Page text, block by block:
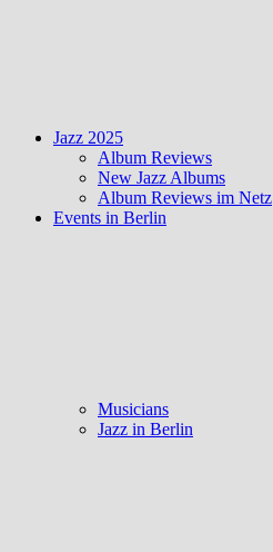
Jazz 2025
Album Reviews
New Jazz Albums
Album Reviews im Netz
Events in Berlin
Musicians
Jazz in Berlin